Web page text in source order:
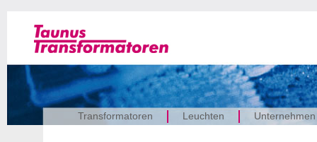
Transformatoren Leuchten Unternehmen